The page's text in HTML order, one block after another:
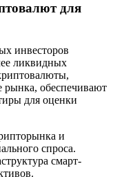
для
инвесторов
ликвидных
рынка, обеспечивают
для оценки
и
спроса.
смарт-